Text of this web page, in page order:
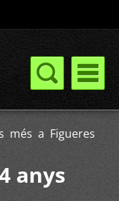
més a Figueres
anys